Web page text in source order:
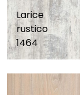
Larice
rustico
1464